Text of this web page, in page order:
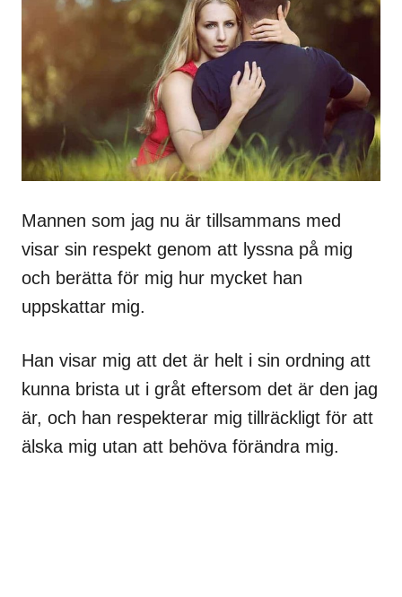
Mannen som jag nu är tillsammans med
visar sin respekt genom att lyssna på mig
och berätta för mig hur mycket han
uppskattar mig.
Han visar mig att det är helt i sin ordning att
kunna brista ut i gråt eftersom det är den jag
är, och han respekterar mig tillräckligt för att
älska mig utan att behöva förändra mig.